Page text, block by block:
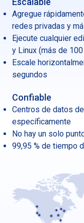
Agregue
redes privadas y
Ejecute cualquier
y Linux (más de
Escale
segundos
Confiable
Centros de datos
específicamente
No hay un solo
99,95 % de tiempo